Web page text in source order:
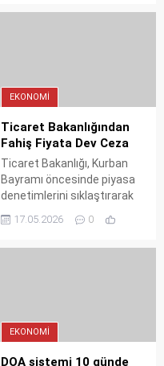
mobil sistemi gibi
önlemlerle beklentilerdeki
bozulmanın önüne
geçtiklerini vurguladı.
EKONOMI
Ticaret Bakanlığından
Fahiş Fiyata Dev Ceza
Ticaret Bakanlığı, Kurban
Bayramı öncesinde piyasa
denetimlerini sıklaştırarak
işletmeye toplam 389,4
17.05.2026 0
EKONOMI
DOA sistemi 10 günde